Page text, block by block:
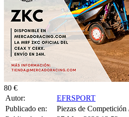
Autor:
Publicado en:
Piezas de Competición /
Publicado el:
27-May-2026 13:52